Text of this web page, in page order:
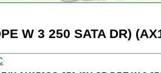
W 3 250 SATA DR)